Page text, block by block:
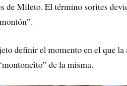
de Mileto. El término sorites
definir el momento en el que la
de la misma.